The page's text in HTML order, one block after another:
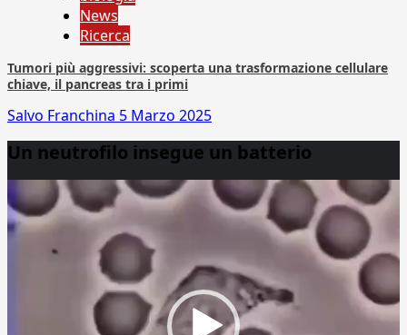
News
Ricerca
Tumori più aggressivi: scoperta una trasformazione cellulare
chiave, il pancreas tra i primi
Salvo Franchina 5 Marzo 2025
Un neutrofilo insegue un batterio
Player